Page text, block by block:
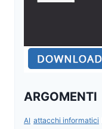
ARGOMENTI
AI attacchi informatici